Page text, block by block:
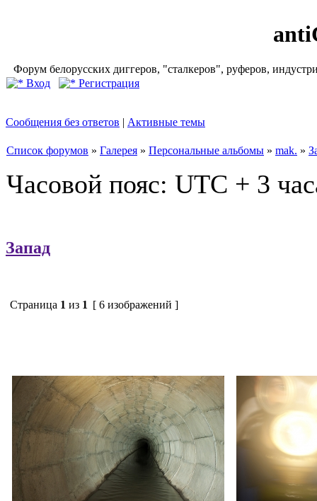
Форум белорусских диггеров, "сталкеров", руферов,
Вход
Регистрация
Сообщения без ответов | Активные темы
Список форумов » Галерея » Персональные альбомы » mak. »
Часовой пояс: UTC + 3
Запад
Страница 1 из 1 [ 6 изображений ]